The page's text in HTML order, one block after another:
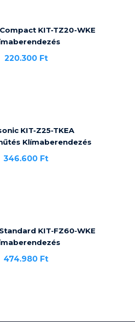
KIT-TZ20-WKE
220.300 Ft
KIT-Z25-TKEA
Klímaberendezés
346.600 Ft
KIT‐FZ60‐WKE
474.980 Ft